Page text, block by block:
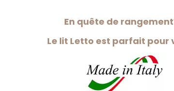
En quête de
Le lit Letto est parfait pour